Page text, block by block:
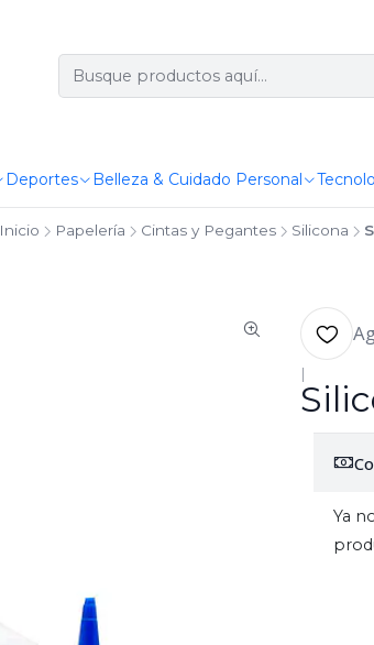
Deportes Belleza & Cuidado Personal
Inicio Papelería Cintas y Pegantes Silicona
|
Ya